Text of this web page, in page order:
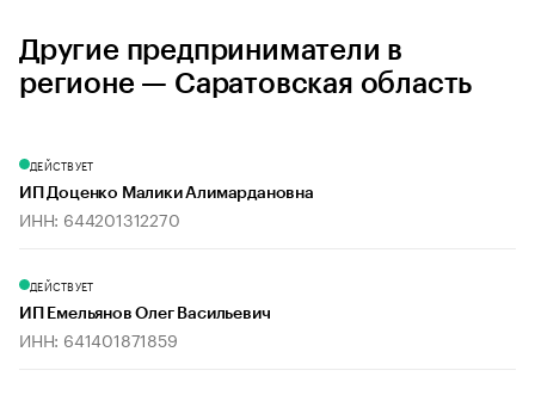
Другие предприниматели в
регионе — Саратовская область
ДЕЙСТВУЕТ
ИП Доценко Малики Алимардановна
ИНН: 644201312270
ДЕЙСТВУЕТ
ИП Емельянов Олег Васильевич
ИНН: 641401871859